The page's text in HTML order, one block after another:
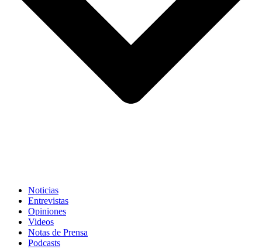
Noticias
Entrevistas
Opiniones
Videos
Notas de Prensa
Podcasts